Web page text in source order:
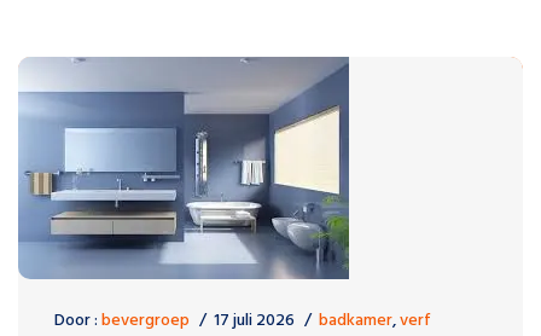
Door :bevergroep 17 juli 2026 badkamer,verf